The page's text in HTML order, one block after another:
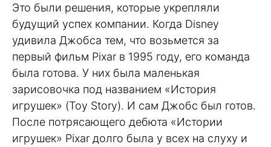
Это были решения, которые укрепляли
будущий успех компании. Когда Disney
удивила Джобса тем, что возьмется за
первый фильм Pixar в 1995 году, его команда
была готова. У них была маленькая
зарисовочка под названием «История
игрушек» (Toy Story). И сам Джобс был готов.
После потрясающего дебюта «Истории
игрушек» Pixar долго была у всех на слуху и